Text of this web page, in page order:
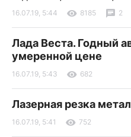
16.07.19, 5:44 8185 2
Лада Веста. Годный
умеренной цене
16.07.19, 5:43 682
Лазерная резка
16.07.19, 5:41 752